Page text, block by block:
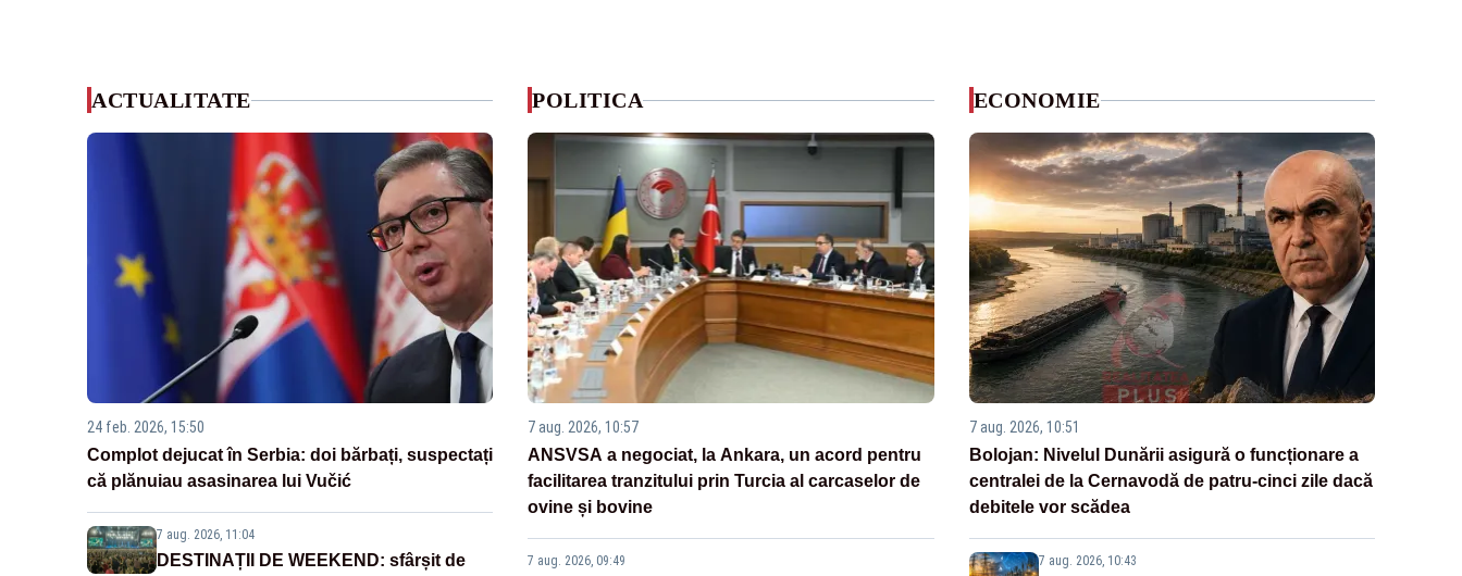
ACTUALITATE
24 feb. 2026, 15:50
Complot dejucat în Serbia: doi bărbați, suspectați
că plănuiau asasinarea lui Vučić
7 aug. 2026, 11:04
DESTINAȚII DE WEEKEND: sfârșit de
POLITICA
7 aug. 2026, 10:57
ANSVSA a negociat, la Ankara, un acord pentru
facilitarea tranzitului prin Turcia al carcaselor de
ovine și bovine
7 aug. 2026, 09:49
ECONOMIE
7 aug. 2026, 10:51
Bolojan: Nivelul Dunării asigură o funcționare a
centralei de la Cernavodă de patru-cinci zile dacă
debitele vor scădea
7 aug. 2026, 10:43